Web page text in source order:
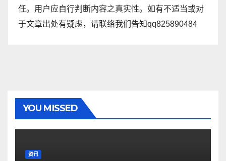
任。用户应自行判断内容之真实性。如有不适当或对
于文章出处有疑虑，请联络我们告知qq825890484
YOU MISSED
资讯